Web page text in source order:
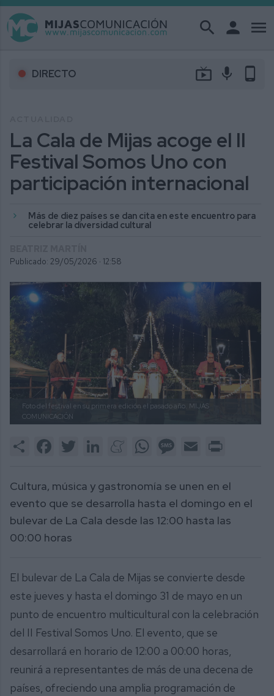
search person menu
DIRECTO live_tv mic phone_android
La Cala de Mijas acoge el II
Festival Somos Uno con
participación internacional
Más de diez países se dan cita en este encuentro para
celebrar la diversidad cultural
Publicado: 29/05/2026 · 12:58
Foto del festival en su primera edición el pasado año. MIJAS
COMUNICACIÓN
Share FacebookTwitter LinkedInMeneameWhatsAppMessage
Email
Cultura, música y gastronomía se unen en el
evento que se desarrolla hasta el domingo en el
bulevar de La Cala desde las 12:00 hasta las
00:00 horas
El bulevar de La Cala de Mijas se convierte desde
este jueves y hasta el domingo 31 de mayo en un
punto de encuentro multicultural con la celebración
del II Festival Somos Uno. El evento, que se
desarrollará en horario de 12:00 a 00:00 horas,
reunirá a representantes de más de una decena de
países, ofreciendo una amplia programación de